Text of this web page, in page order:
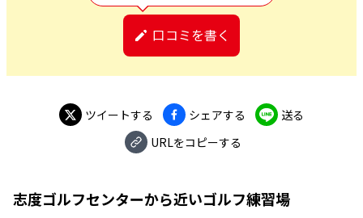
口コミを書く
ツイートする シェアする
送る
URLをコピーする
志度ゴルフセンターから近いゴルフ練習場